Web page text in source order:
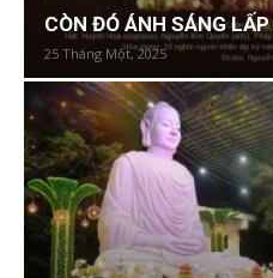
CÒN ĐÓ ÁNH SÁNG
25 Tháng Một, 2025